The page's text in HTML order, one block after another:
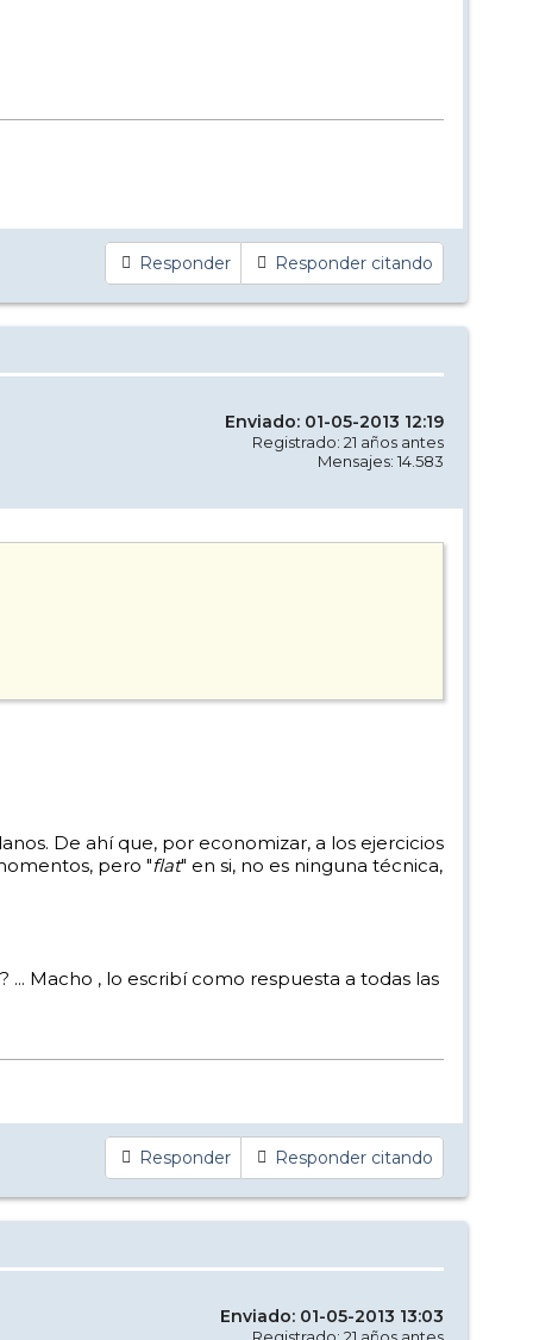
Responder Responder citando
Enviado: 01-05-2013 12:19
Registrado: 21 años antes
Mensajes: 14.583
De ahí que, por economizar, a los ejercicios
pero "flat" en si, no es ninguna técnica,
Macho , lo escribí como respuesta a todas las
Responder Responder citando
Enviado: 01-05-2013 13:03